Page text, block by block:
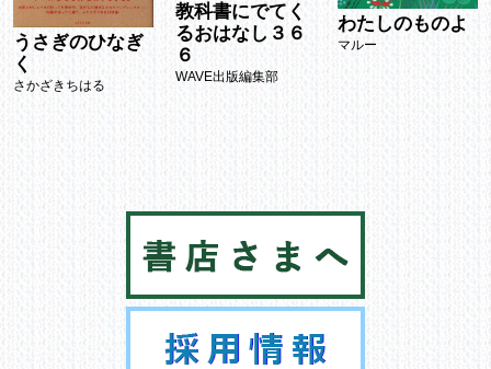
うさぎのひなぎ
く
さかざきちはる
教科書にでてく
るおはなし３６
６
WAVE出版編集部
わたしのものよ
マルー